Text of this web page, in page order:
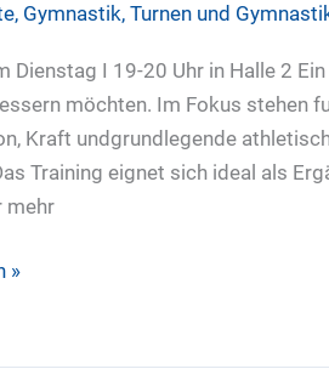
, Gymnastik, Turnen und
Dienstag I 19-20 Uhr in Halle 2
möchten. Im Fokus stehen
Kraft undgrundlegende
Training eignet sich ideal als
mehr
»